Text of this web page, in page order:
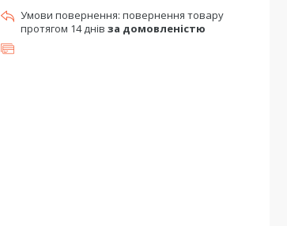
повернення товару
протягом 14 днів за домовленістю